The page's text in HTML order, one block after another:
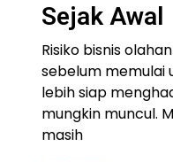
Sejak Awal
Risiko bisnis
sebelum memulai
lebih siap
mungkin muncul.
masih